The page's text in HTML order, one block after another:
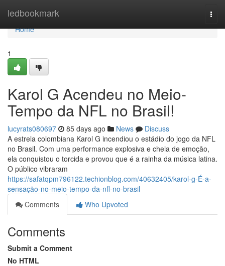
ledbookmark
Home
Home
1
Karol G Acendeu no Meio-
Tempo da NFL no Brasil!
lucyrats080697 85 days ago News
Discuss
A estrela colombiana Karol G incendiou o estádio do jogo da NFL
no Brasil. Com uma performance explosiva e cheia de emoção,
ela conquistou o torcida e provou que é a rainha da música latina.
O público vibraram
https://safatqpm796122.techionblog.com/40632405/karol-g-É-a-
sensação-no-meio-tempo-da-nfl-no-brasil
Comments
Who Upvoted
Comments
Submit a Comment
No HTML